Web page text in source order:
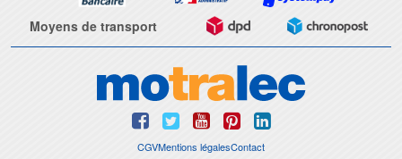
Moyens de transport
CGVMentions légalesContact